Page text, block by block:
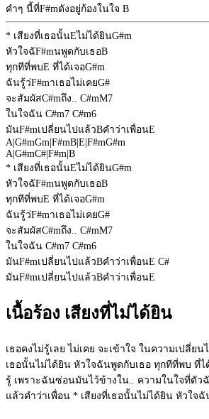
คำๆ นี้ที่F#mดังอยู่ก้องในใจ B
* เสียงที่เธอนั้นEไม่ได้ยินG#m
หัวใจฉัF#mนพูดกับเธอB
ทุกทีที่พบE ที่ได้เจอG#m
ฉันรู้ว่F#mาเธอไม่เคยG#
จะสัมผัสC#mถึง.. C#mM7
ในใจฉัน C#m7 C#m6
มันF#mเปลี่ยนไปแล้วBคำว่าเพื่อนE
A G#mGm F#mB E F#mG#m
A G#mC# F#m B
* เสียงที่เธอนั้นEไม่ได้ยินG#m
หัวใจฉัF#mนพูดกับเธอB
ทุกทีที่พบE ที่ได้เจอG#m
ฉันรู้ว่F#mาเธอไม่เคยG#
จะสัมผัสC#mถึง.. C#mM7
ในใจฉัน C#m7 C#m6
มันF#mเปลี่ยนไปแล้วBคำว่าเพื่อนE C#
มันF#mเปลี่ยนไปแล้วBคำว่าเพื่อนE
เนื้อร้อง เสียงที่ไม่ได้ยิน
เธอคงไม่รู้เลย ไม่เคย จะเข้าใจ ในความเปลี่
เธอนั้นไม่ได้ยิน หัวใจฉันพูดกับเธอ ทุกทีที่พบ ที่ไ
รู้ เพราะฉันซ่อนมันไว้ข้างใน.. ความในใจที่ตัว
แล้วคำว่าเพื่อน * เสียงที่เธอนั้นไม่ได้ยิน หัวใจ